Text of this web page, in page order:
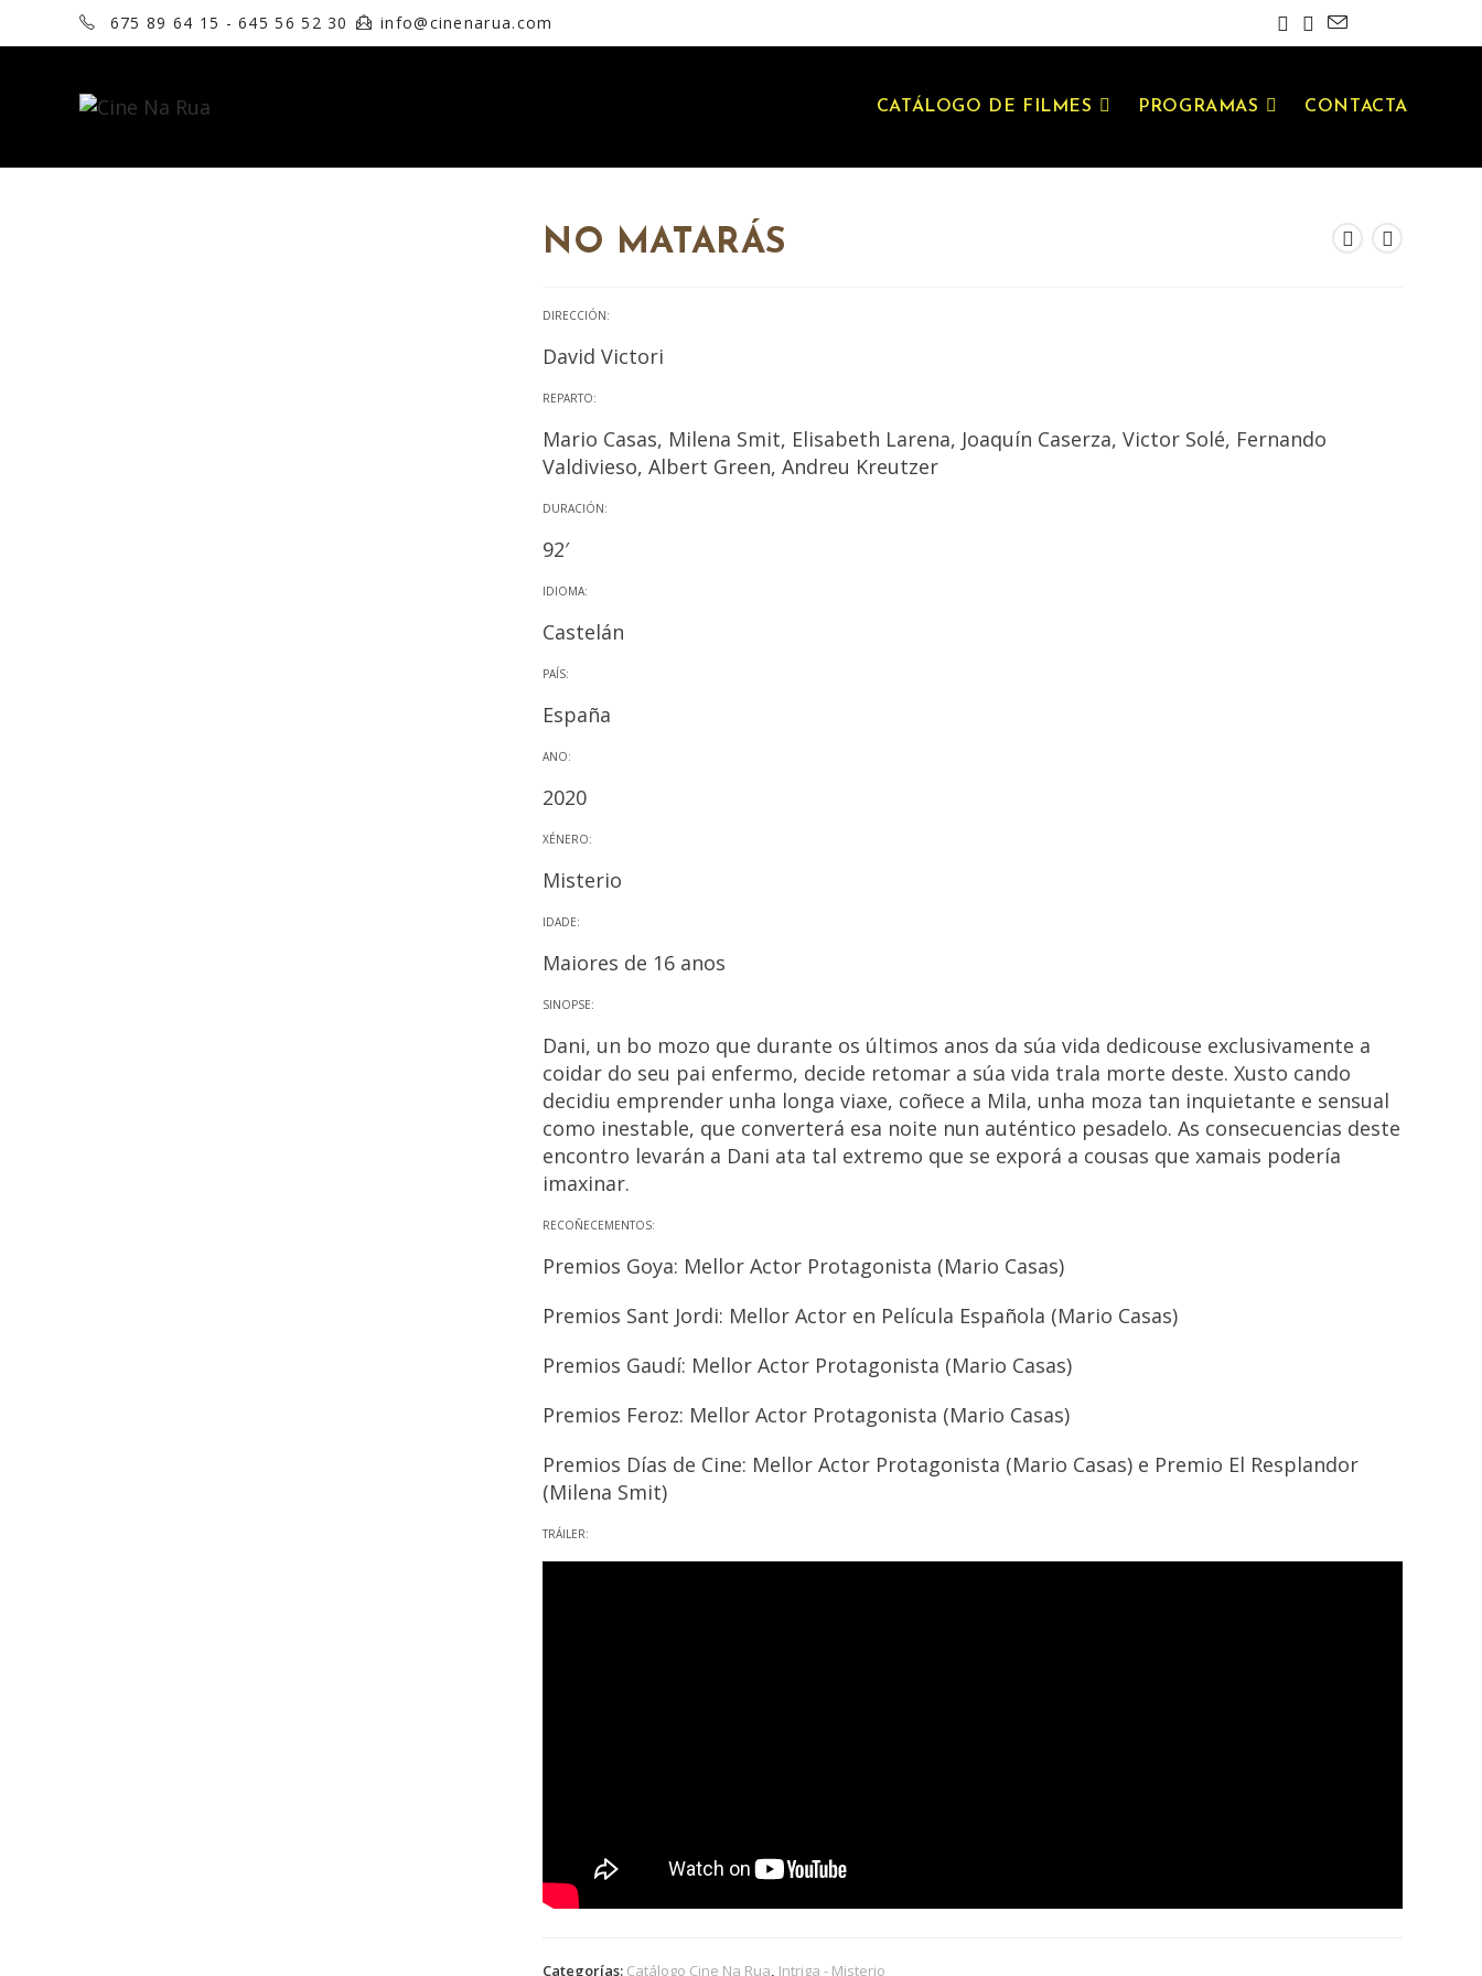
675 89 64 15 - 645 56 52 30 info@cinenarua.com
CATÁLOGO DE FILMES PROGRAMAS CONTACTA
NO MATARÁS
DIRECCIÓN:
David Victori
REPARTO:
Mario Casas, Milena Smit, Elisabeth Larena, Joaquín Caserza, Victor Solé, Fernando
Valdivieso, Albert Green, Andreu Kreutzer
DURACIÓN:
92′
IDIOMA:
Castelán
PAÍS:
España
ANO:
2020
XÉNERO:
Misterio
IDADE:
Maiores de 16 anos
SINOPSE:
Dani, un bo mozo que durante os últimos anos da súa vida dedicouse exclusivamente a
coidar do seu pai enfermo, decide retomar a súa vida trala morte deste. Xusto cando
decidiu emprender unha longa viaxe, coñece a Mila, unha moza tan inquietante e sensual
como inestable, que converterá esa noite nun auténtico pesadelo. As consecuencias deste
encontro levarán a Dani ata tal extremo que se exporá a cousas que xamais podería
imaxinar.
RECOÑECEMENTOS:
Premios Goya: Mellor Actor Protagonista (Mario Casas)
Premios Sant Jordi: Mellor Actor en Película Española (Mario Casas)
Premios Gaudí: Mellor Actor Protagonista (Mario Casas)
Premios Feroz: Mellor Actor Protagonista (Mario Casas)
Premios Días de Cine: Mellor Actor Protagonista (Mario Casas) e Premio El Resplandor
(Milena Smit)
TRÁILER:
Categorías: Catálogo Cine Na Rua, Intriga - Misterio